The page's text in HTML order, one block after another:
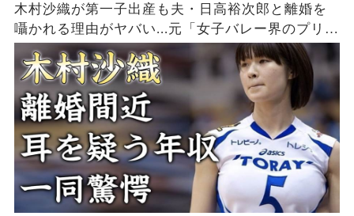
木村沙織が第一子出産も夫・日高裕次郎と離婚を
囁かれる理由がヤバい...元「女子バレー界のプリン
セス」の耳を疑う年収...豊かすぎるバストに驚きを
隠せない...